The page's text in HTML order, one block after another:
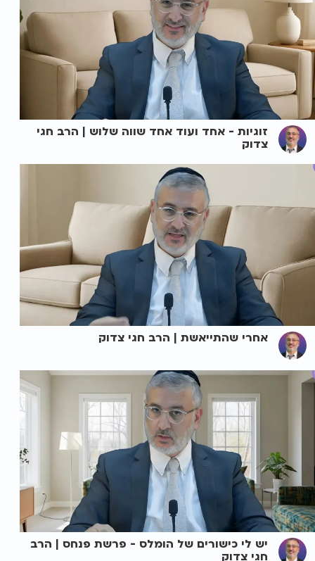
זוגיות - אחד ועוד אחד שווה שלוש | הרב חגי
צדוק
אחרי שהתייאשת | הרב חגי צדוק
יש לי כישורים של הומלס - פרשת פנחס | הרב
חגי צדוק